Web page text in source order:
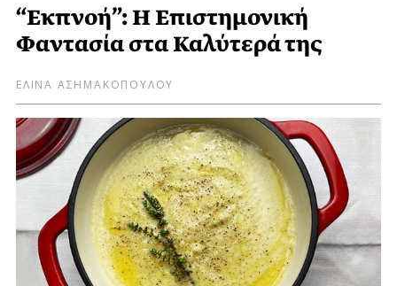
“Εκπνοή”: Η Επιστημονική
Φαντασία στα Καλύτερά της
ΕΛΙΝΑ ΑΣΗΜΑΚΟΠΟΥΛΟΥ